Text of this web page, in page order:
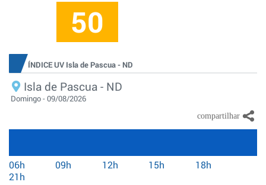
50
ÍNDICE UV Isla de Pascua - ND
Isla de Pascua - ND
Domingo - 09/08/2026
06h 09h 12h 15h
18h
21h